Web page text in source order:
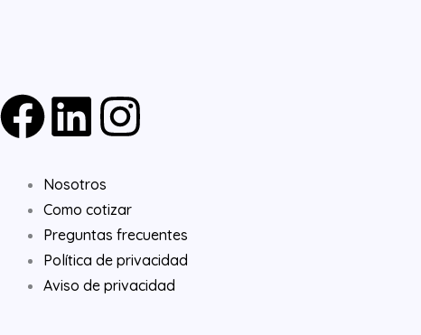
F
c
e
b
L
n
k
e
I
s
t
a
Nosotros
Como cotizar
Preguntas frecuentes
Política de privacidad
Aviso de privacidad